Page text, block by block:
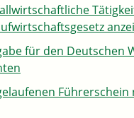
für den Deutschen
Führerschein